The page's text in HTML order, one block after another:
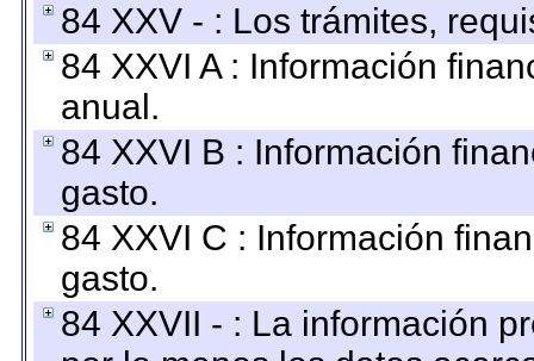
84 XXV - : Los trámites,
84 XXVI A : Información
anual.
84 XXVI B : Información
gasto.
84 XXVI C : Información
gasto.
84 XXVII - : La información